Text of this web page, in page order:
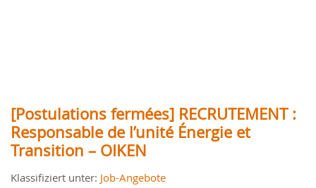
[Postulations fermées] RECRUTEMENT :
Responsable de l’unité Énergie et
Transition – OIKEN
Klassifiziert unter: Job-Angebote